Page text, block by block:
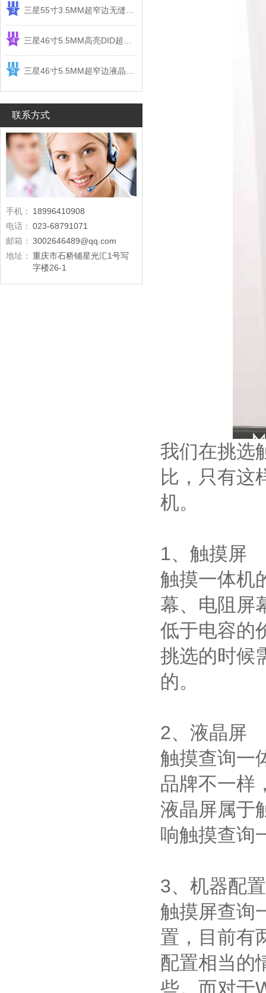
3
4
5
联系方式
手机：
18996410908
电话： 023-68791071
邮箱： 3002646489@qq.com
地址： 重庆市石桥铺星光汇1号写
字楼26-1
我们在挑选
比，只有这
机。
1、触摸屏
触摸一体机
幕、电阻屏
低于电容的
挑选的时候
的。
2、液晶屏
触摸查询一
品牌不一样
液晶屏属于
响触摸查询
3、机器配置
触摸屏查询
置，目前有
配置相当的
些。而对于